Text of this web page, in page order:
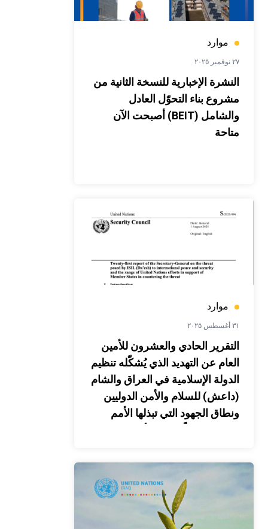
موارد
٢٧ نوفمبر ٢٠٢٥
النشرة الإخبارية للنسخة الثانية من
مشروع بناء التحوّل العادل
والشامل (BEIT) أصبحت الآن
متاحة
موارد
٣١ أغسطس ٢٠٢٥
التقرير الحادي والعشرون للأمين
العام عن التهديد الذي يُشكّله تنظيم
الدولة الإسلامية في العراق والشام
(داعش) للسلام والأمن الدوليين
ونطاق الجهود التي تبذلها الأمم